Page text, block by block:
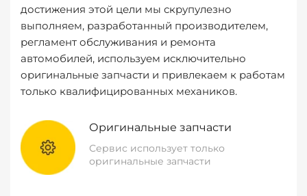
достижения этой цели мы скрупулезно
выполняем, разработанный производителем,
регламент обслуживания и ремонта
автомобилей, используем исключительно
оригинальные запчасти и привлекаем к работам
только квалифицированных механиков.
Оригинальные запчасти
Сервис использует только
оригинальные запчасти